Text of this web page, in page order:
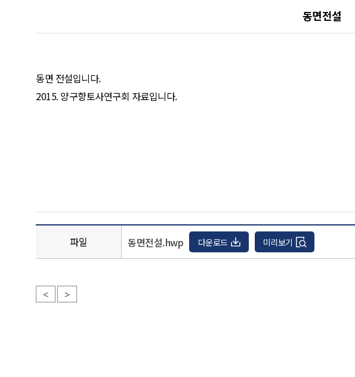
동면전설
동면 전설입니다.
2015. 양구향토사연구회 자료입니다.
파일 동면전설.hwp 다운로드 미리보기
< >